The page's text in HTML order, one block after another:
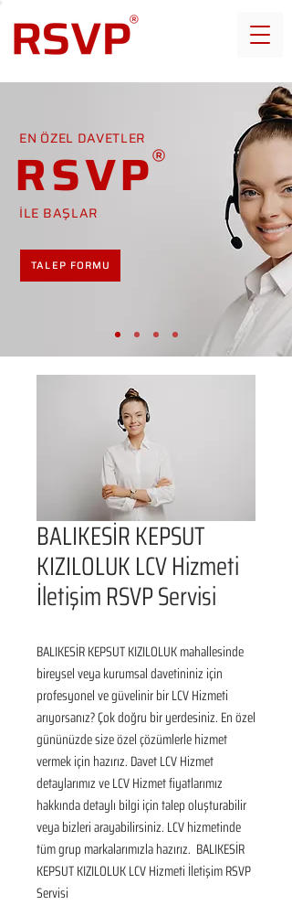
EN ÖZEL DAVETLER
RSVP
İLE BAŞLAR
TALEP FORMU
BALIKESİR KEPSUT
KIZILOLUK LCV Hizmeti
İletişim RSVP Servisi
BALIKESİR KEPSUT KIZILOLUK mahallesinde
bireysel veya kurumsal davetininiz için
profesyonel ve güvelinir bir LCV Hizmeti
arıyorsanız? Çok doğru bir yerdesiniz. En özel
gününüzde size özel çözümlerle hizmet
vermek için hazırız. Davet LCV Hizmet
detaylarımız ve LCV Hizmet fiyatlarımız
hakkında detaylı bilgi için talep oluşturabilir
veya bizleri arayabilirsiniz. LCV hizmetinde
tüm grup markalarımızla hazırız.  BALIKESİR
KEPSUT KIZILOLUK LCV Hizmeti İletişim RSVP
Servisi